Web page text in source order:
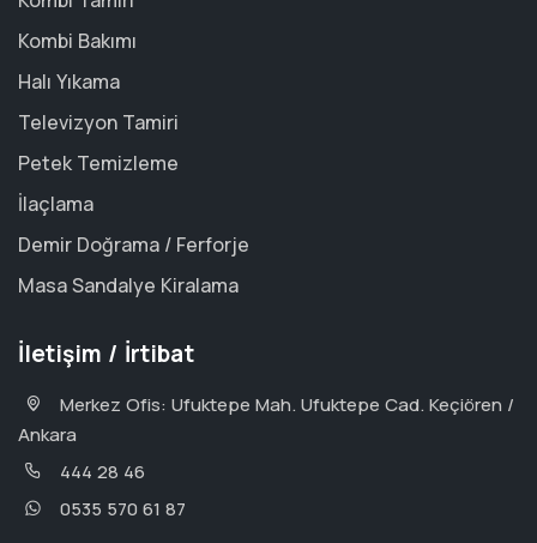
Kombi Bakımı
Halı Yıkama
Televizyon Tamiri
Petek Temizleme
İlaçlama
Demir Doğrama / Ferforje
Masa Sandalye Kiralama
İletişim / İrtibat
Merkez Ofis: Ufuktepe Mah. Ufuktepe Cad. Keçiören /
Ankara
444 28 46
0535 570 61 87